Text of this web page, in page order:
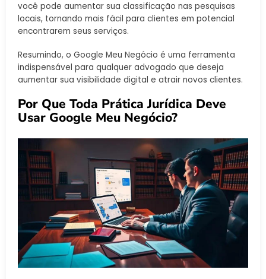
você pode aumentar sua classificação nas pesquisas
locais, tornando mais fácil para clientes em potencial
encontrarem seus serviços.
Resumindo, o Google Meu Negócio é uma ferramenta
indispensável para qualquer advogado que deseja
aumentar sua visibilidade digital e atrair novos clientes.
Por Que Toda Prática Jurídica Deve
Usar Google Meu Negócio?